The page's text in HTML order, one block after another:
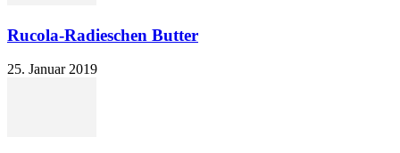
Rucola-Radieschen Butter
25. Januar 2019